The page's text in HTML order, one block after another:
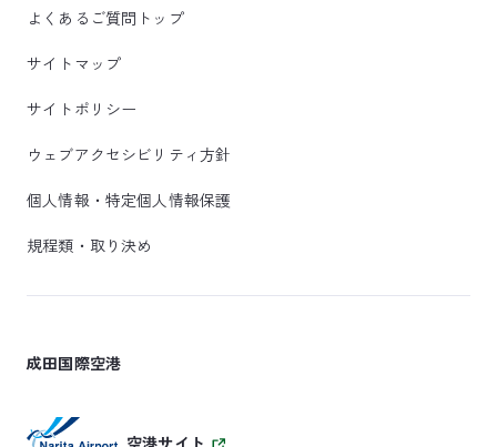
よくあるご質問トップ
サイトマップ
サイトポリシー
ウェブアクセシビリティ方針
個人情報・特定個人情報保護
規程類・取り決め
成田国際空港
空港サイト